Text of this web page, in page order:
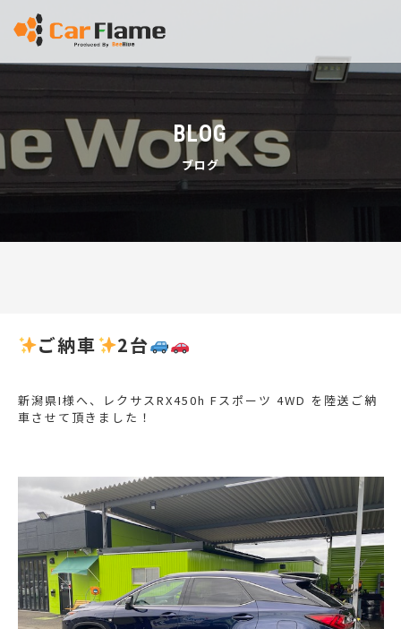
BLOG
ブログ
ご納車 2台
新潟県I様へ、レクサスRX450h Fスポーツ 4WD を陸送ご納
車させて頂きました！